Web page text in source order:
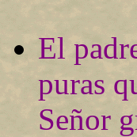
El
puras
Señor